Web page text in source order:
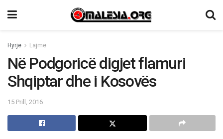
Hyrje Lajme
Në Podgoricë digjet flamuri
Shqiptar dhe i Kosovës
15 Prill, 2016